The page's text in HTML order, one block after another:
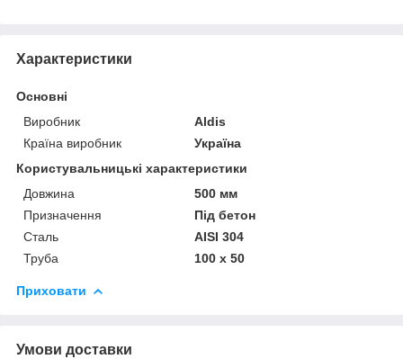
Характеристики
Основні
Виробник
Aldis
Країна виробник
Україна
Користувальницькі характеристики
Довжина
500 мм
Призначення
Під бетон
Сталь
AISI 304
Труба
100 х 50
Приховати
Умови доставки